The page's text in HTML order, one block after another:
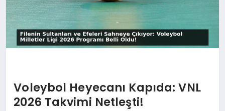
Voleybol Heyecanı Kapıda: VNL
2026 Takvimi Netleşti!